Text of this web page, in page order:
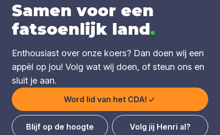
Samen voor een
fatsoenlijk land.
Enthousiast over onze koers? Dan doen wij een
appèl op jou! Volg wat wij doen, of steun ons en
sluit je aan.
Word lid van het CDA!
Blijf op de hoogte Volg jij Henri al?